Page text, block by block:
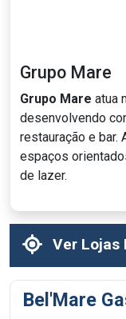
Grupo Mare
Grupo Mare atua
desenvolvendo
restauração e bar.
espaços
de lazer.
Ver Lojas
Bel'Mare